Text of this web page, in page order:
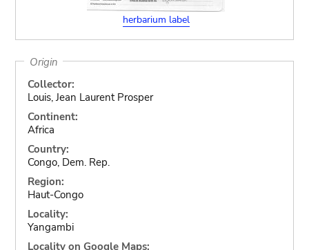
herbarium label
Origin
Collector:
Louis, Jean Laurent Prosper
Continent:
Africa
Country:
Congo, Dem. Rep.
Region:
Haut-Congo
Locality:
Yangambi
Locality on Google Maps: